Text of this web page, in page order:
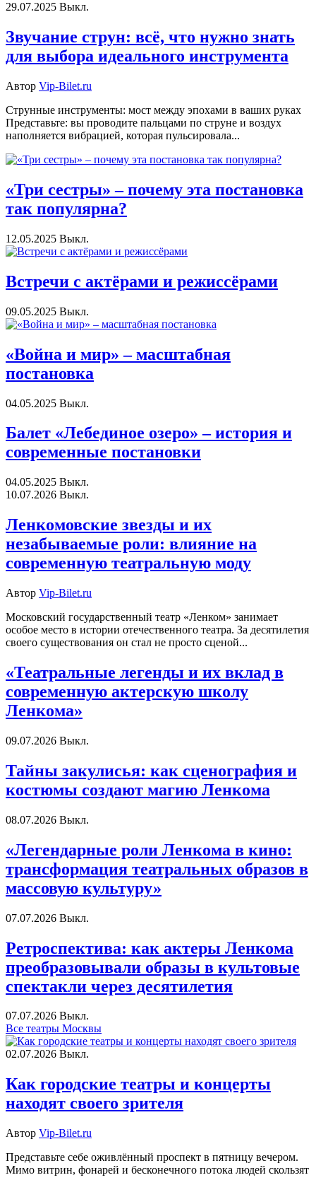
29.07.2025 Выкл.
Звучание струн: всё, что нужно знать
для выбора идеального инструмента
Автор Vip-Bilet.ru
Струнные инструменты: мост между эпохами в ваших руках
Представьте: вы проводите пальцами по струне и воздух
наполняется вибрацией, которая пульсировала...
«Три сестры» – почему эта постановка
так популярна?
12.05.2025 Выкл.
Встречи с актёрами и режиссёрами
09.05.2025 Выкл.
«Война и мир» – масштабная
постановка
04.05.2025 Выкл.
Балет «Лебединое озеро» – история и
современные постановки
04.05.2025 Выкл.
10.07.2026 Выкл.
Ленкомовские звезды и их
незабываемые роли: влияние на
современную театральную моду
Автор Vip-Bilet.ru
Московский государственный театр «Ленком» занимает
особое место в истории отечественного театра. За десятилетия
своего существования он стал не просто сценой...
«Театральные легенды и их вклад в
современную актерскую школу
Ленкома»
09.07.2026 Выкл.
Тайны закулисья: как сценография и
костюмы создают магию Ленкома
08.07.2026 Выкл.
«Легендарные роли Ленкома в кино:
трансформация театральных образов в
массовую культуру»
07.07.2026 Выкл.
Ретроспектива: как актеры Ленкома
преобразовывали образы в культовые
спектакли через десятилетия
07.07.2026 Выкл.
Все театры Москвы
02.07.2026 Выкл.
Как городские театры и концерты
находят своего зрителя
Автор Vip-Bilet.ru
Представьте себе оживлённый проспект в пятницу вечером.
Мимо витрин, фонарей и бесконечного потока людей скользят